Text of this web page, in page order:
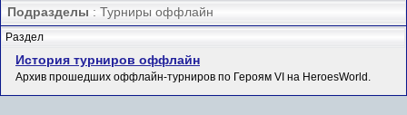
Подразделы : Турниры оффлайн
Раздел
История турниров оффлайн
Архив прошедших оффлайн-турниров по Героям VI на HeroesWorld.